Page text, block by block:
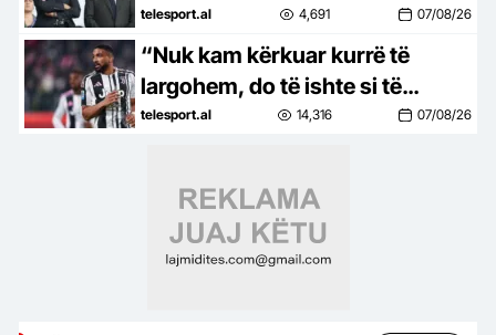
ashpër: Kemi humbur besimin
tek Infantino
telesport.al 4,691 07/08/26
“Nuk kam kërkuar kurrë të
largohem, do të ishte si të
arratisesha. Dua ta rikthej Juven
telesport.al 14,316 07/08/26